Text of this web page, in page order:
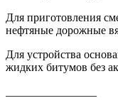
Для приготовления
нефтяные дорожные
Для устройства
жидких битумов без